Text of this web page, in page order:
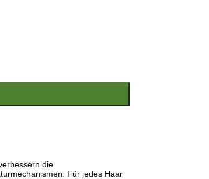
die
Für jedes Haar